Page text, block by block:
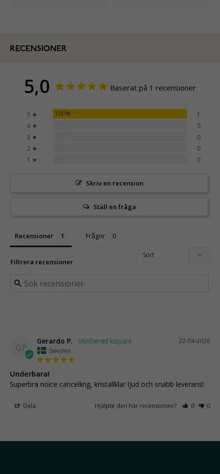
RECENSIONER
5,0 Baserat på 1 recensioner
5 ★ 100%
1
4 ★
0
3 ★
0
2 ★
0
1 ★
0
Skriv en recension
Ställ en fråga
Recensioner Frågor
Filtrera recensioner
GP
22-04-2026
Gerardo P.
Sweden
Underbara!
Superbra noice cancelling, kristallklar ljud och snabb leverans!
Dela Hjälpte den här recensionen? 0 0